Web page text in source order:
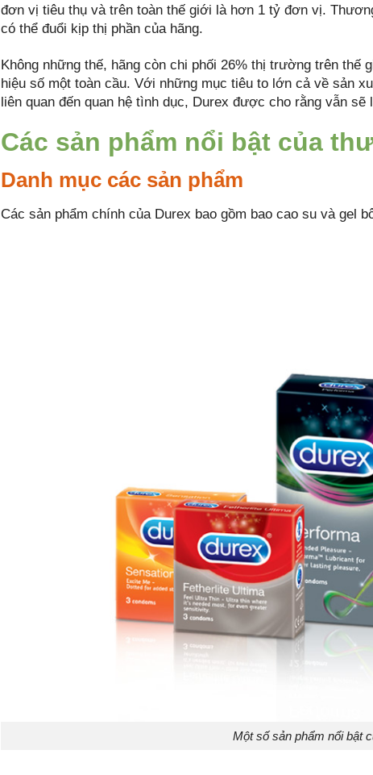
đơn vị tiêu thụ và trên toàn thế giới là hơn 1 tỷ đơn vị.
có thể đuổi kịp thị phần của hãng.
Không những thế, hãng còn chi phối 26% thị trường trên
hiệu số một toàn cầu. Với những mục tiêu to lớn cả về sản
liên quan đến quan hệ tình dục, Durex được cho rằng vẫn
Các sản phẩm nổi bật của
Danh mục các sản phẩm
Các sản phẩm chính của Durex bao gồm bao cao su và gel
Một số sản phẩm nổi bật